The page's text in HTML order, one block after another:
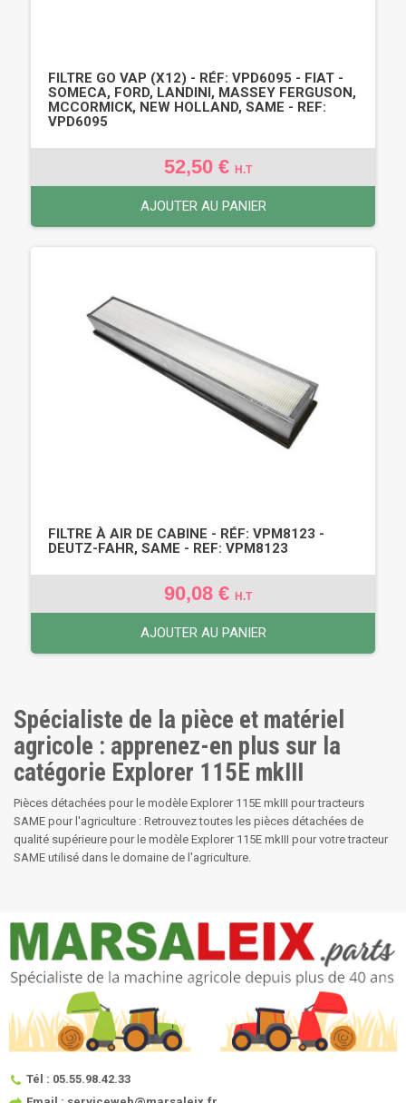
FILTRE GO VAP (X12) - RÉF: VPD6095 - FIAT -
SOMECA, FORD, LANDINI, MASSEY FERGUSON,
MCCORMICK, NEW HOLLAND, SAME - REF:
VPD6095
52,50 € H.T
AJOUTER AU PANIER
FILTRE À AIR DE CABINE - RÉF: VPM8123 -
DEUTZ-FAHR, SAME - REF: VPM8123
90,08 € H.T
AJOUTER AU PANIER
Spécialiste de la pièce et matériel
agricole : apprenez-en plus sur la
catégorie Explorer 115E mkIII
Pièces détachées pour le modèle Explorer 115E mkIII pour tracteurs
SAME pour l'agriculture : Retrouvez toutes les pièces détachées de
qualité supérieure pour le modèle Explorer 115E mkIII pour votre tracteur
SAME utilisé dans le domaine de l'agriculture.
Tél : 05.55.98.42.33